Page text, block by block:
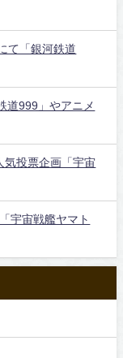
て「銀河鉄道
道999」やアニメ
気投票企画「宇宙
宇宙戦艦ヤマト